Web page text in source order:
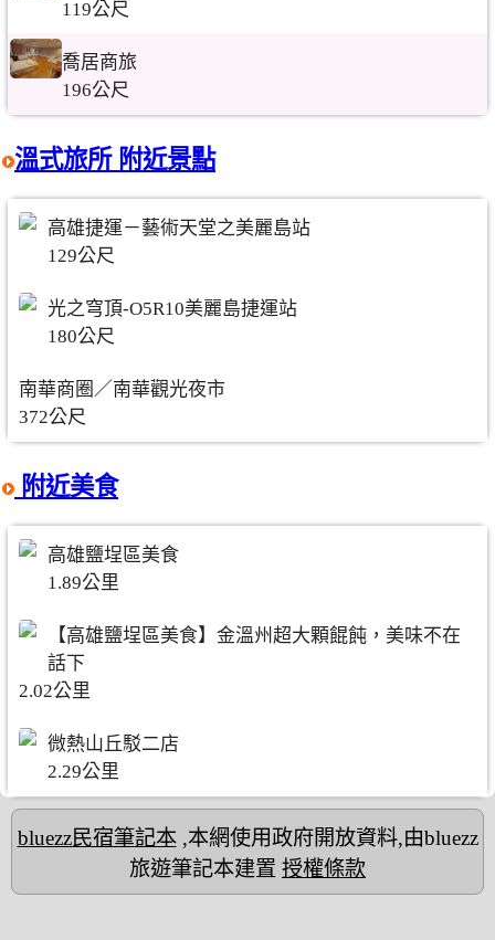
119公尺
喬居商旅
196公尺
溫式旅所 附近景點
高雄捷運－藝術天堂之美麗島站
129公尺
光之穹頂-O5R10美麗島捷運站
180公尺
南華商圈／南華觀光夜市
372公尺
附近美食
高雄鹽埕區美食
1.89公里
【高雄鹽埕區美食】金溫州超大顆餛飩，美味不在
話下
2.02公里
微熱山丘駁二店
2.29公里
bluezz民宿筆記本,本網使用政府開放資料,由bluezz
旅遊筆記本建置 授權條款